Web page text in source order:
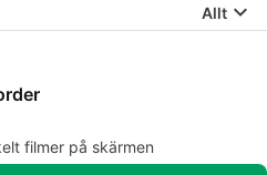
Allt
filmer på skärmen